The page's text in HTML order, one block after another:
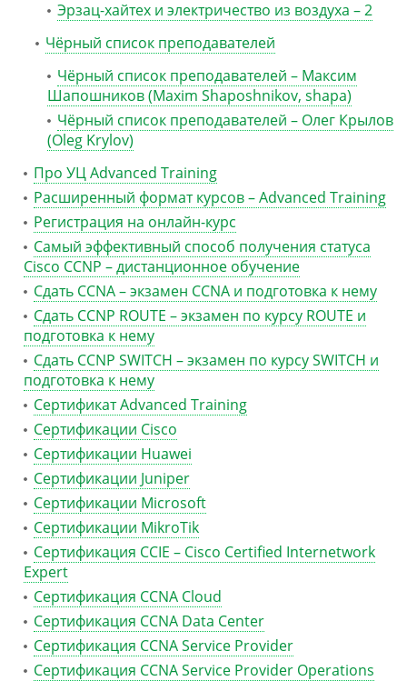
Эрзац-хайтех и электричество из воздуха – 2
Чёрный список преподавателей
Чёрный список преподавателей – Максим
Шапошников (Maxim Shaposhnikov, shapa)
Чёрный список преподавателей – Олег Крылов
(Oleg Krylov)
Про УЦ Advanced Training
Расширенный формат курсов – Advanced Training
Регистрация на онлайн-курс
Самый эффективный способ получения статуса
Cisco CCNP – дистанционное обучение
Сдать CCNA – экзамен CCNA и подготовка к нему
Сдать CCNP ROUTE – экзамен по курсу ROUTE и
подготовка к нему
Сдать CCNP SWITCH – экзамен по курсу SWITCH и
подготовка к нему
Сертификат Advanced Training
Сертификации Cisco
Сертификации Huawei
Сертификации Juniper
Сертификации Microsoft
Сертификации MikroTik
Сертификация CCIE – Cisco Certified Internetwork
Expert
Сертификация CCNA Cloud
Сертификация CCNA Data Center
Сертификация CCNA Service Provider
Сертификация CCNA Service Provider Operations